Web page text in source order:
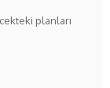
planları